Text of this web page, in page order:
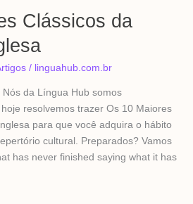
Clássicos da
/ linguahub.com.br
da Língua Hub somos
resolvemos trazer Os 10 Maiores
para que você adquira o hábito
cultural. Preparados? Vamos
has never finished saying what it has